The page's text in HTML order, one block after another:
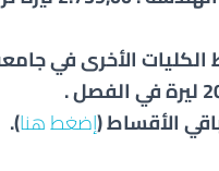
الأخرى في
الأقساط (إضغط هنا).